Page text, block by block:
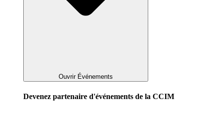
Ouvrir Événements
Devenez partenaire d'événements de la CCIM